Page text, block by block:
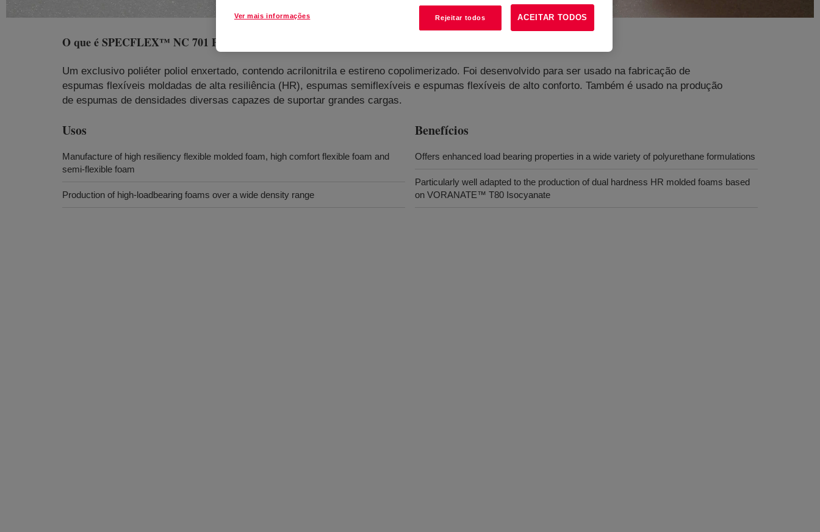
O que éSPECFLEX™ NC 701 Polyol
Um exclusivo poliéter poliol enxertado, contendo acrilonitrila e estireno copolimerizado. Foi desenvolvido para ser usado na fabricação de
espumas flexíveis moldadas de alta resiliência (HR), espumas semiflexíveis e espumas flexíveis de alto conforto. Também é usado na produção
de espumas de densidades diversas capazes de suportar grandes cargas.
Usos
Manufacture of high resiliency flexible molded foam, high comfort flexible foam and
semi-flexible foam
Production of high-loadbearing foams over a wide density range
Benefícios
Offers enhanced load bearing properties in a wide variety of polyurethane formulations
Particularly well adapted to the production of dual hardness HR molded foams based
on VORANATE™ T80 Isocyanate
Ver mais informações Rejeitar todos ACEITAR TODOS